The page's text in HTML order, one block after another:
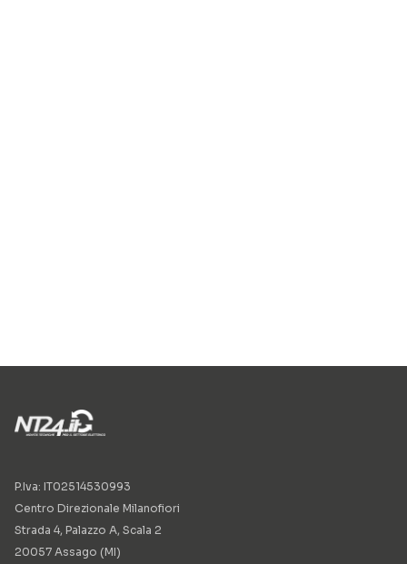
P.Iva: IT02514530993
Centro Direzionale Milanofiori
Strada 4, Palazzo A, Scala 2
20057 Assago (MI)